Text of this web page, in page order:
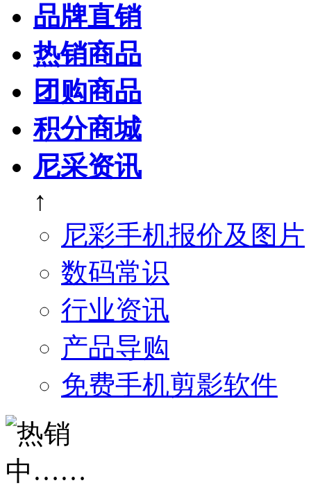
品牌直销
热销商品
团购商品
积分商城
尼采资讯
↑
尼彩手机报价及图片
数码常识
行业资讯
产品导购
免费手机剪影软件